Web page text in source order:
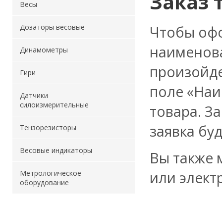
Чтобы
поле
товара.
заявка
Вы также
или
Весы
Дозаторы весовые
Динамометры
Гири
Датчики
силоизмерительные
Тензорезисторы
Весовые индикаторы
Метрологическое
оборудование